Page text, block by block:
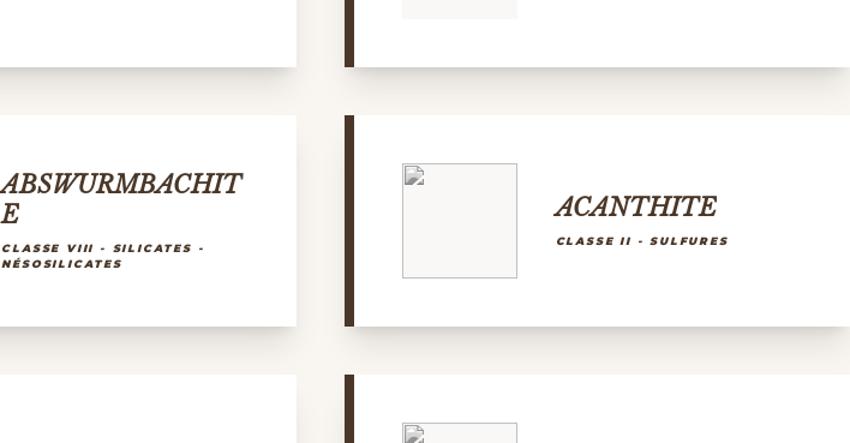
ABSWURMBACHIT
E
CLASSE VIII - SILICATES -
NÉSOSILICATES
ACANTHITE
CLASSE II - SULFURES